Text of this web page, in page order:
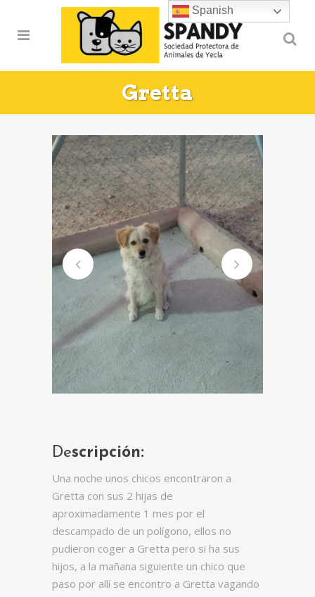
Gretta
Descripción:
Una noche unos chicos encontraron a
Gretta con sus 2 hijas de
aproximadamente 1 mes por el
descampado de un polígono, ellos no
pudieron coger a Gretta pero si ha sus
hijos, a la mañana siguiente un chico que
paso por allí se encontro a Gretta vagando
Spanish